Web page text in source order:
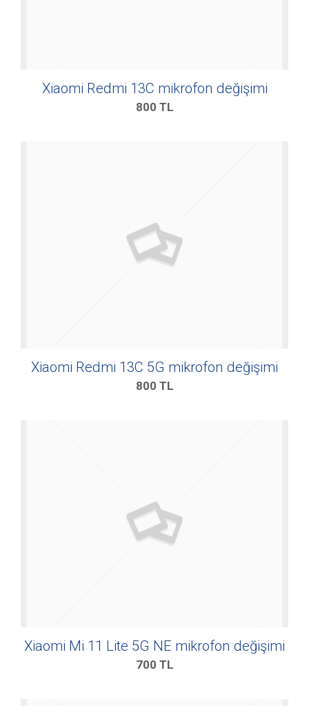
Xiaomi Redmi 13C mikrofon değişimi
800 TL
Xiaomi Redmi 13C 5G mikrofon değişimi
800 TL
Xiaomi Mi 11 Lite 5G NE mikrofon değişimi
700 TL